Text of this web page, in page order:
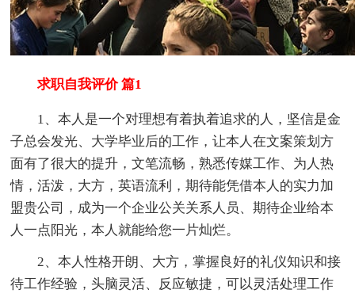
求职自我评价 篇1
1、本人是一个对理想有着执着追求的人，坚信是金
子总会发光、大学毕业后的工作，让本人在文案策划方
面有了很大的提升，文笔流畅，熟悉传媒工作、为人热
情，活泼，大方，英语流利，期待能凭借本人的实力加
盟贵公司，成为一个企业公关关系人员、期待企业给本
人一点阳光，本人就能给您一片灿烂。
2、本人性格开朗、大方，掌握良好的礼仪知识和接
待工作经验，头脑灵活、反应敏捷，可以灵活处理工作